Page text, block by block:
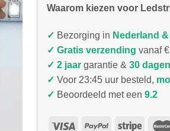
Waarom kiezen voor
✓ Bezorging in Nederland
✓ Gratis verzending vanaf
✓ 2 jaar garantie & 30 dagen
✓ Voor 23:45 uur besteld,
✓ Beoordeeld met een 9.2